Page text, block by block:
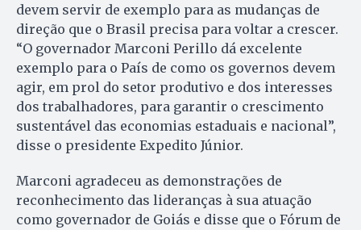
devem servir de exemplo para as mudanças de
direção que o Brasil precisa para voltar a crescer.
“O governador Marconi Perillo dá excelente
exemplo para o País de como os governos devem
agir, em prol do setor produtivo e dos interesses
dos trabalhadores, para garantir o crescimento
sustentável das economias estaduais e nacional”,
disse o presidente Expedito Júnior.
Marconi agradeceu as demonstrações de
reconhecimento das lideranças à sua atuação
como governador de Goiás e disse que o Fórum de